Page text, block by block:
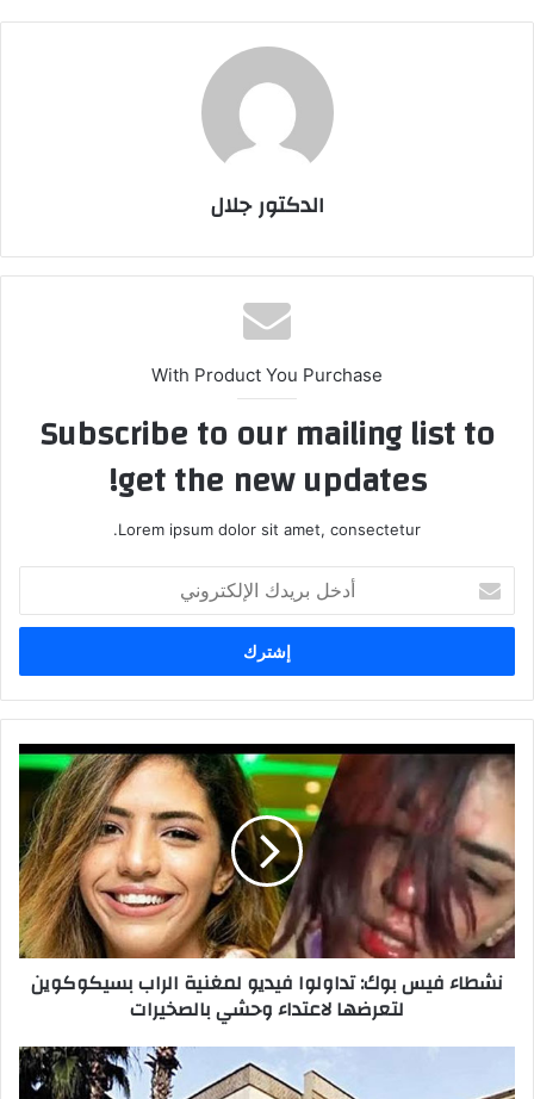
الدكتور جلال
With Product You Purchase
Subscribe to our mailing list to
get the new updates!
Lorem ipsum dolor sit amet, consectetur.
بريدك
الإلكتروني
نشطاء فيس بوك: تداولوا فيديو لمغنية الراب بسيكوكوين
لتعرضها لاعتداء وحشي بالصخيرات